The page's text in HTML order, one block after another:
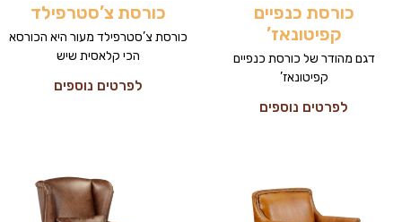
כורסת כנפיים
קפיטונאז’
דגם מהודר של כורסת כנפיים
קפיטונאז’
לפרטים נוספים
כורסת צ’סטרפילד
כורסת צ’סטרפילד מעור היא הכורסא
הכי קלאסית שיש
לפרטים נוספים